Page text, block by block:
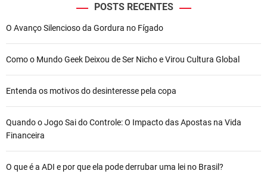
POSTS RECENTES
O Avanço Silencioso da Gordura no Fígado
Como o Mundo Geek Deixou de Ser Nicho e Virou Cultura Global
Entenda os motivos do desinteresse pela copa
Quando o Jogo Sai do Controle: O Impacto das Apostas na Vida
Financeira
O que é a ADI e por que ela pode derrubar uma lei no Brasil?